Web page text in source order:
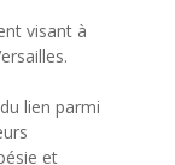
visant à
lien parmi
et